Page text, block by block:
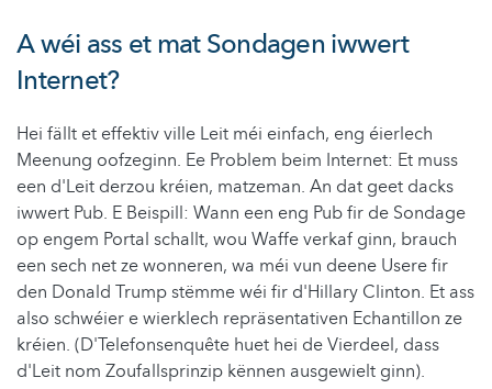
A wéi ass et mat Sondagen iwwert
Internet?
Hei fällt et effektiv ville Leit méi einfach, eng éierlech
Meenung oofzeginn. Ee Problem beim Internet: Et muss
een d'Leit derzou kréien, matzeman. An dat geet dacks
iwwert Pub. E Beispill: Wann een eng Pub fir de Sondage
op engem Portal schallt, wou Waffe verkaf ginn, brauch
een sech net ze wonneren, wa méi vun deene Usere fir
den Donald Trump stëmme wéi fir d'Hillary Clinton. Et ass
also schwéier e wierklech repräsentativen Echantillon ze
kréien. (D'Telefonsenquête huet hei de Vierdeel, dass
d'Leit nom Zoufallsprinzip kënnen ausgewielt ginn).